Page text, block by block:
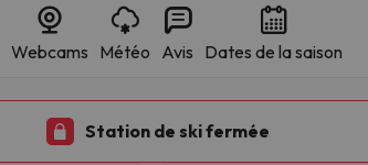
Webcams Météo Avis Dates de la saison
Station de ski fermée